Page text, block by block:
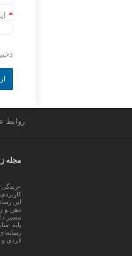
*
روابط
مجله
این
ذهن و
مسیر
پایه
فردی و